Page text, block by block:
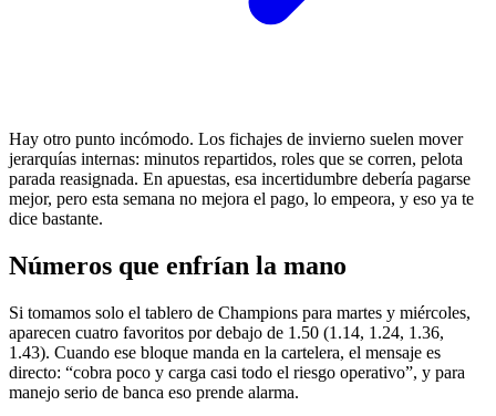
Hay otro punto incómodo. Los fichajes de invierno suelen mover
jerarquías internas: minutos repartidos, roles que se corren, pelota
parada reasignada. En apuestas, esa incertidumbre debería pagarse
mejor, pero esta semana no mejora el pago, lo empeora, y eso ya te
dice bastante.
Números que enfrían la mano
Si tomamos solo el tablero de Champions para martes y miércoles,
aparecen cuatro favoritos por debajo de 1.50 (1.14, 1.24, 1.36,
1.43). Cuando ese bloque manda en la cartelera, el mensaje es
directo: “cobra poco y carga casi todo el riesgo operativo”, y para
manejo serio de banca eso prende alarma.